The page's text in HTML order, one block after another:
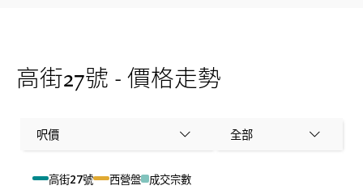
高街27號 - 價格走勢
呎價 全部
高街27號 西營盤 成交宗數